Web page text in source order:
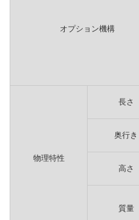
オプション機構
物理特性
長さ
奥行き
高さ
質量